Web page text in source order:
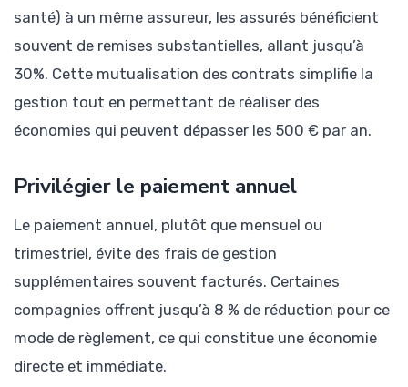
santé) à un même assureur, les assurés bénéficient
souvent de remises substantielles, allant jusqu’à
30%. Cette mutualisation des contrats simplifie la
gestion tout en permettant de réaliser des
économies qui peuvent dépasser les 500 € par an.
Privilégier le paiement annuel
Le paiement annuel, plutôt que mensuel ou
trimestriel, évite des frais de gestion
supplémentaires souvent facturés. Certaines
compagnies offrent jusqu’à 8 % de réduction pour ce
mode de règlement, ce qui constitue une économie
directe et immédiate.